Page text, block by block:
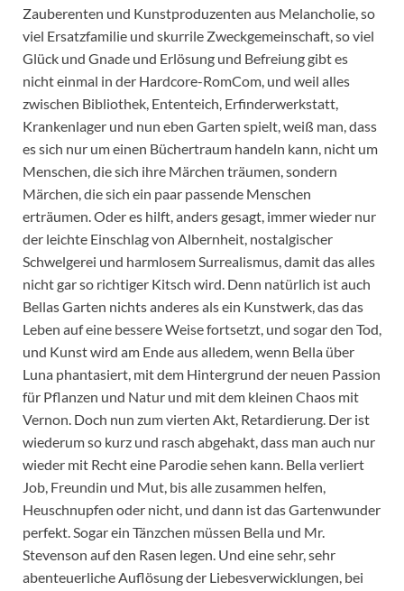
Zauberenten und Kunstproduzenten aus Melancholie, so
viel Ersatzfamilie und skurrile Zweckgemeinschaft, so viel
Glück und Gnade und Erlösung und Befreiung gibt es
nicht einmal in der Hardcore-RomCom, und weil alles
zwischen Bibliothek, Ententeich, Erfinderwerkstatt,
Krankenlager und nun eben Garten spielt, weiß man, dass
es sich nur um einen Büchertraum handeln kann, nicht um
Menschen, die sich ihre Märchen träumen, sondern
Märchen, die sich ein paar passende Menschen
erträumen. Oder es hilft, anders gesagt, immer wieder nur
der leichte Einschlag von Albernheit, nostalgischer
Schwelgerei und harmlosem Surrealismus, damit das alles
nicht gar so richtiger Kitsch wird. Denn natürlich ist auch
Bellas Garten nichts anderes als ein Kunstwerk, das das
Leben auf eine bessere Weise fortsetzt, und sogar den Tod,
und Kunst wird am Ende aus alledem, wenn Bella über
Luna phantasiert, mit dem Hintergrund der neuen Passion
für Pflanzen und Natur und mit dem kleinen Chaos mit
Vernon. Doch nun zum vierten Akt, Retardierung. Der ist
wiederum so kurz und rasch abgehakt, dass man auch nur
wieder mit Recht eine Parodie sehen kann. Bella verliert
Job, Freundin und Mut, bis alle zusammen helfen,
Heuschnupfen oder nicht, und dann ist das Gartenwunder
perfekt. Sogar ein Tänzchen müssen Bella und Mr.
Stevenson auf den Rasen legen. Und eine sehr, sehr
abenteuerliche Auflösung der Liebesverwicklungen, bei